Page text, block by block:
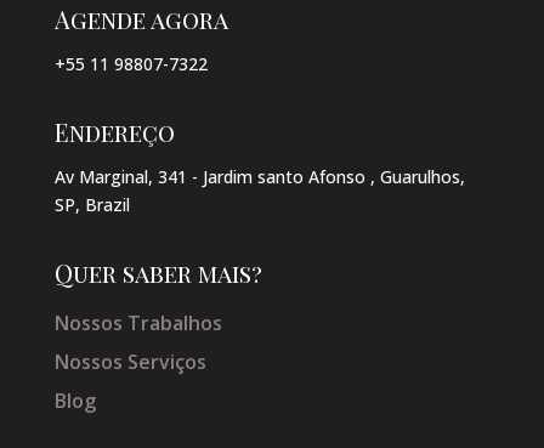
Agende agora
+55 11 98807-7322
Endereço
Av Marginal, 341 - Jardim santo Afonso , Guarulhos,
SP, Brazil
Quer saber mais?
Nossos Trabalhos
Nossos Serviços
Blog